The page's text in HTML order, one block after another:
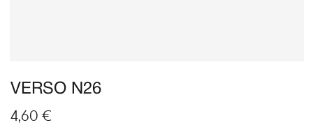
VERSO N26
4,60 €